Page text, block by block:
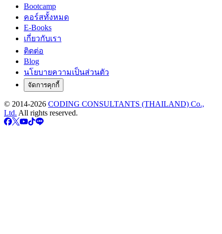
Bootcamp
คอร์สทั้งหมด
E-Books
เกี่ยวกับเรา
ติดต่อ
Blog
นโยบายความเป็นส่วนตัว
จัดการคุกกี้
© 2014-2026 CODING CONSULTANTS (THAILAND) Co.,
Ltd. All rights reserved.